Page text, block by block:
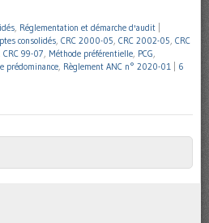
, Réglementation et démarche d'audit
consolidés, CRC 2000-05, CRC 2002-05, CRC
CRC 99-07, Méthode préférentielle, PCG,
prédominance, Règlement ANC n° 2020-01
6